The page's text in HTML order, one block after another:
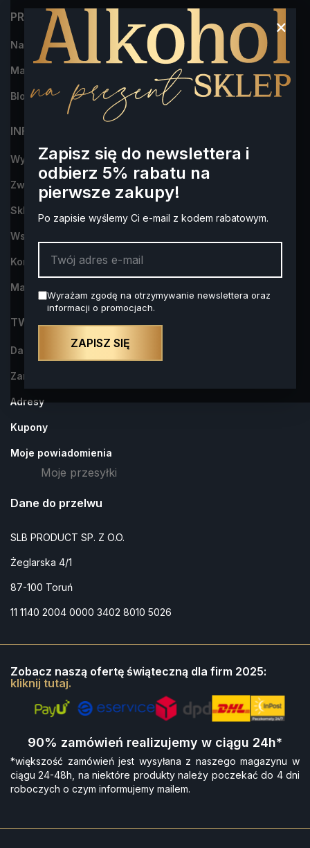
×
Zapisz się do newslettera i
odbierz 5% rabatu na
pierwsze zakupy!
Po zapisie wyślemy Ci e-mail z kodem rabatowym.
Wyrażam zgodę na otrzymywanie newslettera oraz
informacji o promocjach.
ZAPISZ SIĘ
PRODUKTY
Najczęściej kupowane
Marki
Blog
INFORMACJA
Wysyłka i płatności
Zwroty i reklamacje
Sklep Alkohol na Prezent- dowiedz się więcej o nas
Współpraca
Kontakt z nami
Mapa strony
TWOJE KONTO
Dane osobowe
Zamówienia
Adresy
Kupony
Moje powiadomienia
Moje przesyłki
Dane do przelwu
SLB PRODUCT SP. Z O.O.
Żeglarska 4/1
87-100 Toruń
11 1140 2004 0000 3402 8010 5026
Zobacz naszą ofertę świąteczną dla firm 2025:
kliknij tutaj.
90% zamówień realizujemy w ciągu 24h*
*większość zamówień jest wysyłana z naszego magazynu w
ciągu 24-48h, na niektóre produkty należy poczekać do 4 dni
roboczych o czym informujemy mailem.